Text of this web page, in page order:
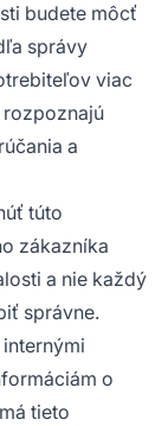
budete môcť
správy
viac
a
túto
zákazníka
a nie každý
správne.
o
tieto